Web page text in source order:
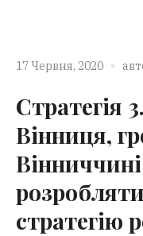
17 Червня, 2020
Стратегія
Вінниця,
стратегію